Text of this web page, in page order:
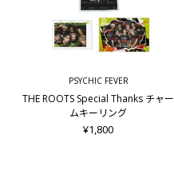
PSYCHIC FEVER
THE ROOTS Special Thanks チャー
ムキーリング
¥1,800